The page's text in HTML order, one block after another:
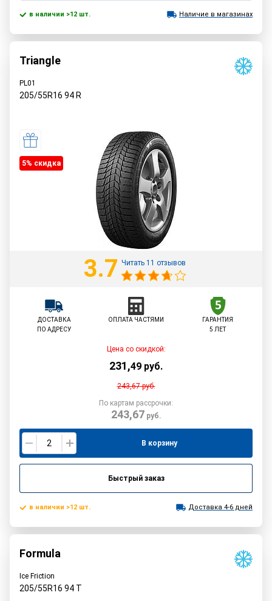
в наличии >12 шт. Наличие в магазинах
Triangle
PL01
205/55R16 94R
5% cкидка
3.7 Читать 11 отзывов
ДОСТАВКА
ПО АДРЕСУ
ОПЛАТА ЧАСТЯМИ
ГАРАНТИЯ
5 ЛЕТ
Цена со скидкой:
231,49 руб.
243,67руб.
По картам рассрочки:
243,67 руб.
В корзину
Быстрый заказ
в наличии >12 шт. Доставка 4-6 дней
Formula
Ice Friction
205/55R16 94 T